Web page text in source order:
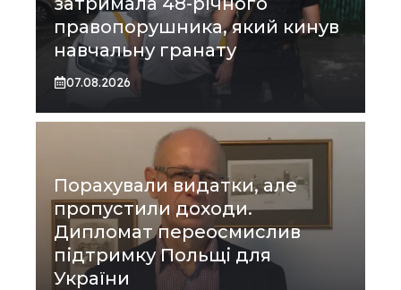
правопорушника, який кинув
навчальну гранату
07.08.2026
Порахували видатки, але
пропустили доходи.
Дипломат переосмислив
підтримку Польщі для
України